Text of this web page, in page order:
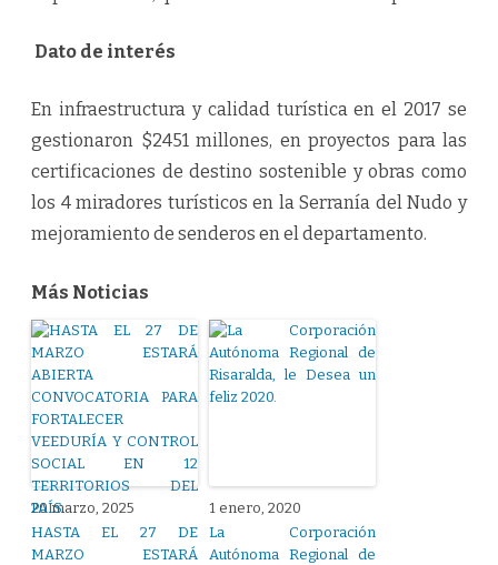
Dato de interés
En infraestructura y calidad turística en el 2017 se
gestionaron $2451 millones, en proyectos para las
certificaciones de destino sostenible y obras como
los 4 miradores turísticos en la Serranía del Nudo y
mejoramiento de senderos en el departamento.
Más Noticias
20 marzo, 2025
HASTA EL 27 DE
MARZO ESTARÁ
1 enero, 2020
La Corporación
Autónoma Regional de